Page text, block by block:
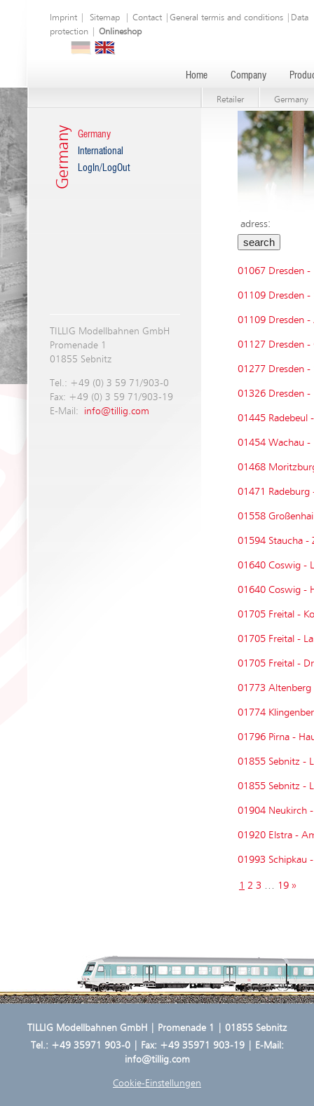
Imprint Sitemap Contact General termis and conditions
Data
protection
Onlineshop
Home Company
Retailer Germany
Germany
Germany
International
LogIn/LogOut
TILLIG Modellbahnen GmbH
Promenade 1
01855 Sebnitz
Tel.: +49 (0) 3 59 71/903-0
Fax: +49 (0) 3 59 71/903-19
E-Mail: info@tillig.com
adress:
01067 Dresden -
01109 Dresden -
01109 Dresden
01127 Dresden -
01277 Dresden -
01326 Dresden -
01445 Radebeul
01454 Wachau -
01468
01471 Radeburg
01558
01594 Staucha -
01640 Coswig -
01640 Coswig -
01705 Freital -
01705 Freital -
01705 Freital -
01773 Altenberg
01774
01796 Pirna -
01855 Sebnitz -
01855 Sebnitz -
01904 Neukirch
01920 Elstra -
01993 Schipkau
1 2 3 … 19 »
TILLIG Modellbahnen GmbH | Promenade 1 | 01855 Sebnitz
Tel.: +49 35971 903-0| Fax: +49 35971 903-19 | E-Mail:
info@tillig.com
Cookie-Einstellungen